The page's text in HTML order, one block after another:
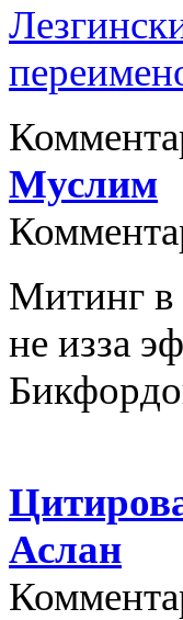
Муслим
Митинг в
не изза
Аслан